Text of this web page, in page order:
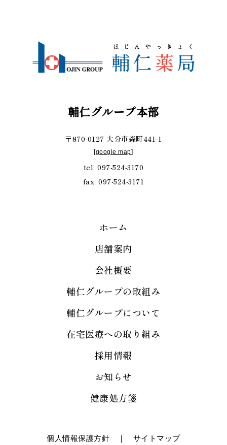
輔仁グループ本部
〒870-0127 大分市森町441-1
[google map]
tel. 097-524-3170
fax. 097-524-3171
ホーム
店舗案内
会社概要
輔仁グループの取組み
輔仁グループについて
在宅医療への取り組み
採用情報
お知らせ
健康処方箋
個人情報保護方針 ｜ サイトマップ